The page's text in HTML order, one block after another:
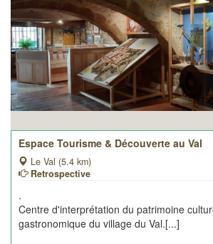
Espace Tourisme & Découverte au Val
Le Val (5.4 km)
Retrospective
.
Centre d'interprétation du patrimoine
gastronomique du village du Val.[...]